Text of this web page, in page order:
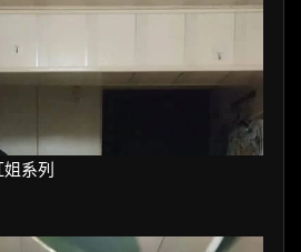
系列